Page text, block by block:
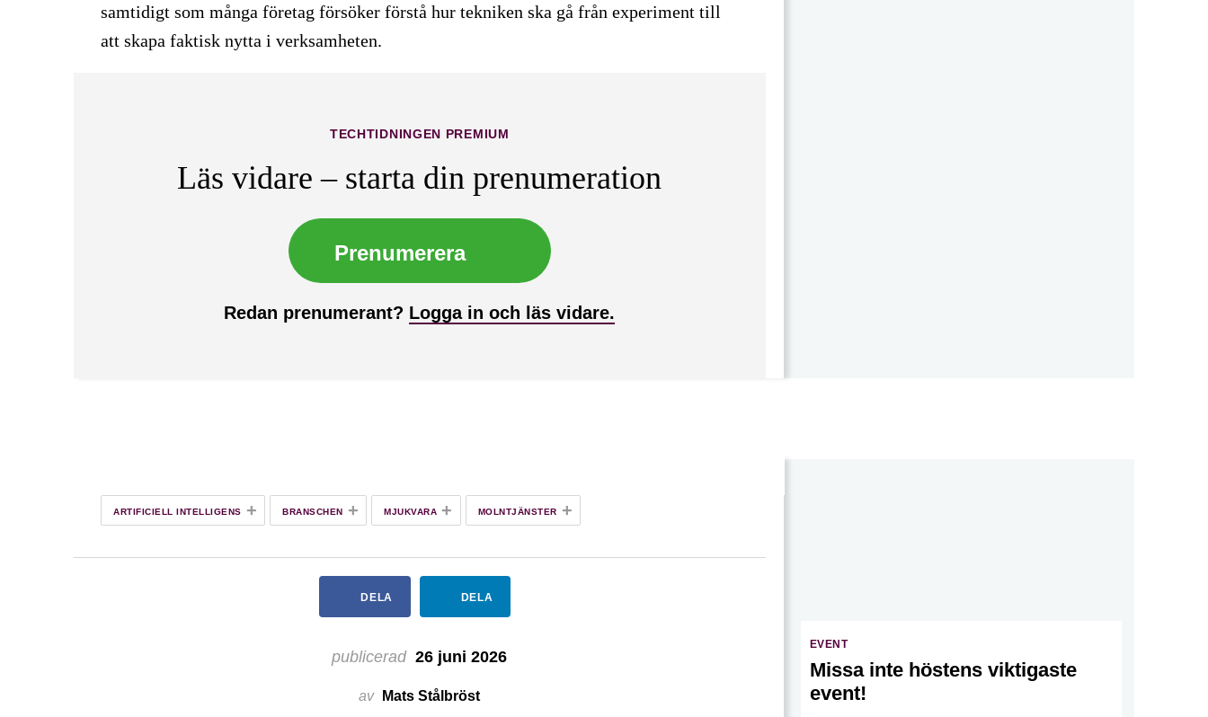
samtidigt som många företag försöker förstå hur tekniken ska gå från experiment till
att skapa faktisk nytta i verksamheten.
TECHTIDNINGEN PREMIUM
Läs vidare – starta din prenumeration
Prenumerera
Redan prenumerant? Logga in och läs vidare.
ARTIFICIELL INTELLIGENS + BRANSCHEN + MJUKVARA + MOLNTJÄNSTER +
DELA DELA
publicerad 26 juni 2026
av Mats Stålbröst
EVENT
Missa inte höstens viktigaste
event!